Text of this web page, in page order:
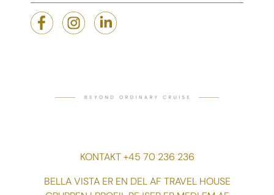
KONTAKT +45 70 236 236
BELLA VISTA ER EN DEL AF TRAVEL HOUSE